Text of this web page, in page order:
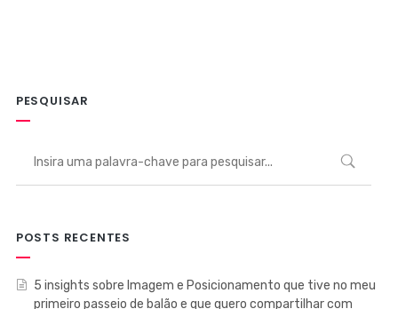
PESQUISAR
POSTS RECENTES
5 insights sobre Imagem e Posicionamento que tive no meu
primeiro passeio de balão e que quero compartilhar com